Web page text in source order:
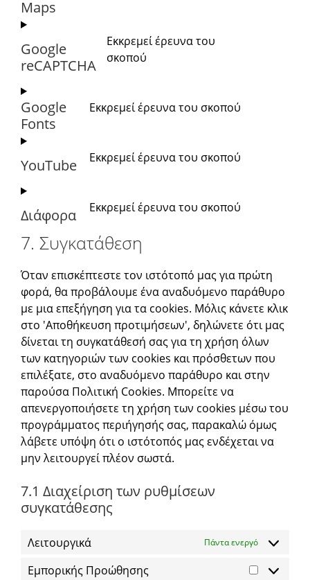
Maps
Google
reCAPTCHA
Εκκρεμεί έρευνα του
σκοπού
Google
Fonts
Εκκρεμεί έρευνα του σκοπού
YouTube Εκκρεμεί έρευνα του σκοπού
Διάφορα Εκκρεμεί έρευνα του σκοπού
7. Συγκατάθεση
Όταν επισκέπτεστε τον ιστότοπό μας για πρώτη
φορά, θα προβάλουμε ένα αναδυόμενο παράθυρο
με μια επεξήγηση για τα cookies. Μόλις κάνετε κλικ
στο 'Αποθήκευση προτιμήσεων', δηλώνετε ότι μας
δίνεται τη συγκατάθεσή σας για τη χρήση όλων
των κατηγοριών των cookies και πρόσθετων που
επιλέξατε, στο αναδυόμενο παράθυρο και στην
παρούσα Πολιτική Cookies. Μπορείτε να
απενεργοποιήσετε τη χρήση των cookies μέσω του
προγράμματος περιήγησής σας, παρακαλώ όμως
λάβετε υπόψη ότι ο ιστότοπός μας ενδέχεται να
μην λειτουργεί πλέον σωστά.
7.1 Διαχείριση των ρυθμίσεων
συγκατάθεσης
Λειτουργικά Πάντα ενεργό
Εμπορικής Προώθησης